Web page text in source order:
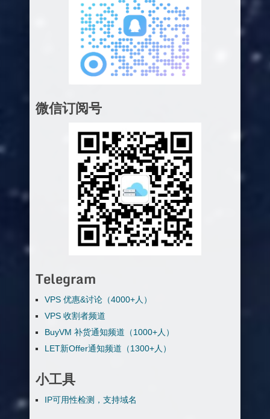
微信订阅号
Telegram
VPS 优惠&讨论（4000+人）
VPS 收割者频道
BuyVM 补货通知频道（1000+人）
LET新Offer通知频道（1300+人）
小工具
IP可用性检测，支持域名